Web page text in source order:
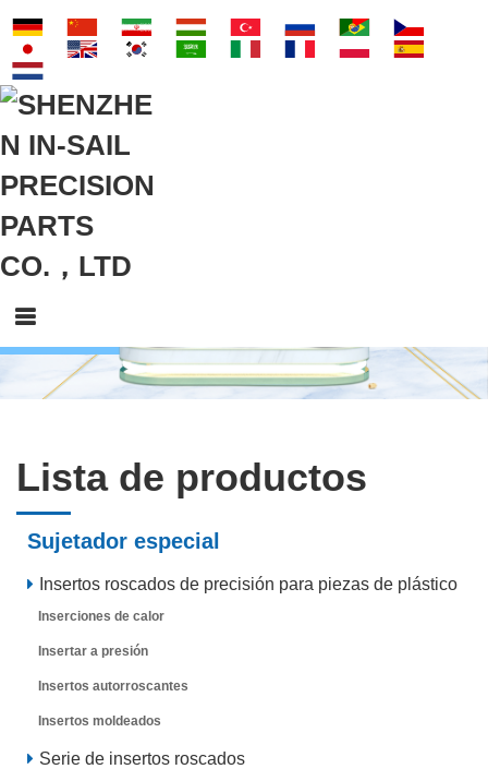
Lista de productos
Sujetador especial
Insertos roscados de precisión para piezas de plástico
Inserciones de calor
Insertar a presión
Insertos autorroscantes
Insertos moldeados
Serie de insertos roscados